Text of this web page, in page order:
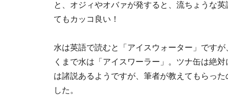
と、オジィやオバァが発すると、流ちょうな
てもカッコ良い！
水は英語で読むと「アイスウォーター」です
くまで水は「アイスワーラー」。ツナ缶は絶
は諸説あるようですが、筆者が教えてもらっ
した。